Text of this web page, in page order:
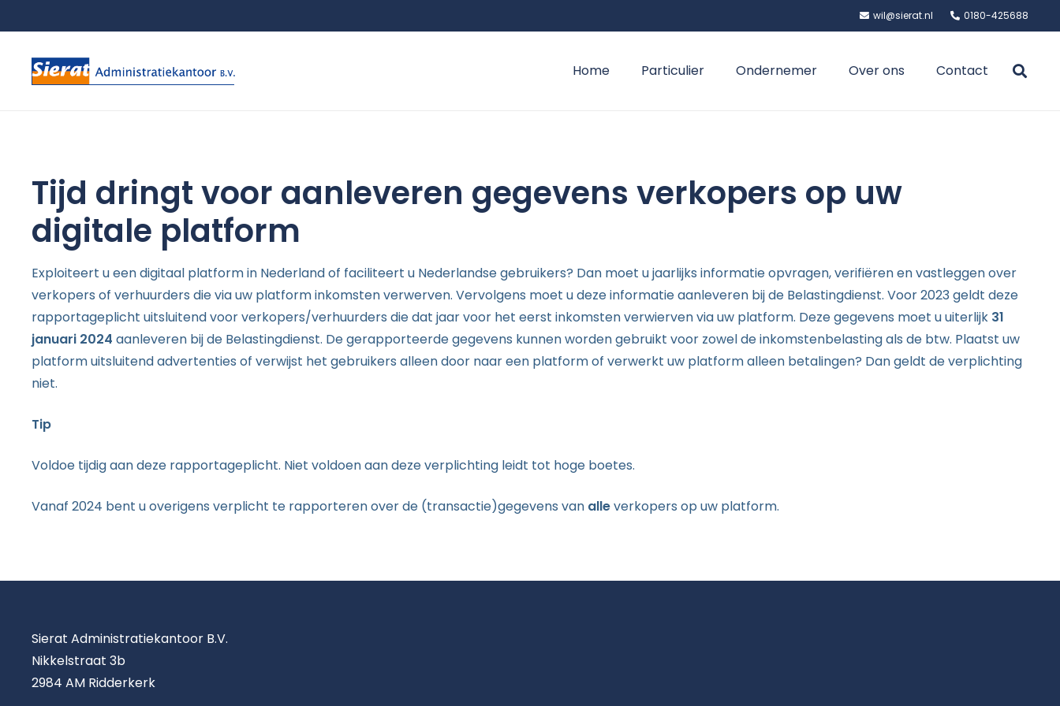
wil@sierat.nl 0180-425688
Home Particulier Ondernemer Over ons Contact
Tijd dringt voor aanleveren gegevens verkopers op uw
digitale platform
Exploiteert u een digitaal platform in Nederland of faciliteert u Nederlandse gebruikers? Dan moet u jaarlijks informatie opvragen, verifiëren en vastleggen over
verkopers of verhuurders die via uw platform inkomsten verwerven. Vervolgens moet u deze informatie aanleveren bij de Belastingdienst. Voor 2023 geldt deze
rapportageplicht uitsluitend voor verkopers/verhuurders die dat jaar voor het eerst inkomsten verwierven via uw platform. Deze gegevens moet u uiterlijk 31
januari 2024 aanleveren bij de Belastingdienst. De gerapporteerde gegevens kunnen worden gebruikt voor zowel de inkomstenbelasting als de btw. Plaatst uw
platform uitsluitend advertenties of verwijst het gebruikers alleen door naar een platform of verwerkt uw platform alleen betalingen? Dan geldt de verplichting
niet.
Tip
Voldoe tijdig aan deze rapportageplicht. Niet voldoen aan deze verplichting leidt tot hoge boetes.
Vanaf 2024 bent u overigens verplicht te rapporteren over de (transactie)gegevens van alleverkopers op uw platform.
Sierat Administratiekantoor B.V.
Nikkelstraat 3b
2984 AM Ridderkerk